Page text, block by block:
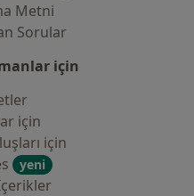
Metni
Sorular
için
için
için
yeni